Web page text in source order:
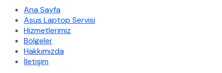
Ana Sayfa
Asus Laptop Servisi
Hizmetlerimiz
Bölgeler
Hakkımızda
İletişim